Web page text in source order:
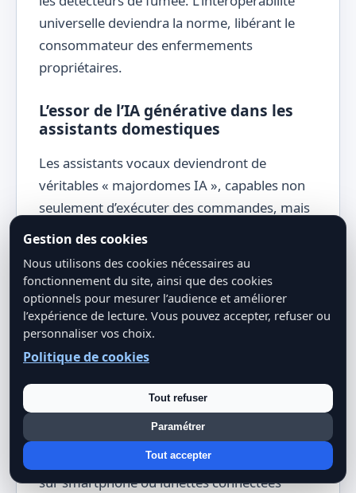
universelle deviendra la norme, libérant le
consommateur des enfermements
propriétaires.
L’essor de l’IA générative dans les
assistants domestiques
Les assistants vocaux deviendront de
véritables « majordomes IA », capables non
seulement d’exécuter des commandes, mais
aussi de converser, de suggérer, d’expliquer.
améliorer l’isolation de ma maison ? » —
l’assistant pourra analyser vos factures
d’énergie, croiser avec des données météo, et
vous proposer des recommandations
personnalisées.
La réalité augmentée pour la
planification et la maintenance
Des applications de réalité augmentée (AR)
sur smartphone ou lunettes connectées
Gestion des cookies
Nous utilisons des cookies nécessaires au
fonctionnement du site, ainsi que des cookies
optionnels pour mesurer l’audience et améliorer
l’expérience de lecture. Vous pouvez accepter, refuser ou
personnaliser vos choix.
Politique de cookies
Tout refuser
Paramétrer
Tout accepter